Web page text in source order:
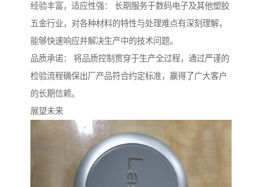
经验丰富，适应性强： 长期服务于数码电子及其他塑胶
五金行业，对各种材料的特性与处理难点有深刻理解，
能够快速响应并解决生产中的技术问题。
品质承诺： 将品质控制贯穿于生产全过程，通过严谨的
检验流程确保出厂产品符合约定标准，赢得了广大客户
的长期信赖。
展望未来